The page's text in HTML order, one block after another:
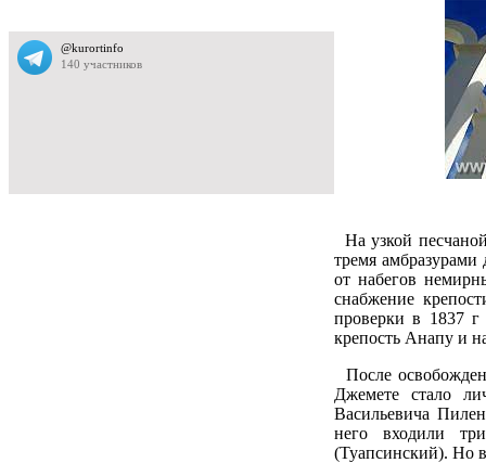
На узкой
тремя
от набегов
снабжение
проверки в 1837
крепость Анапу и
После
Джемете стало
Васильевича
него входили
(Туапсинский). Но